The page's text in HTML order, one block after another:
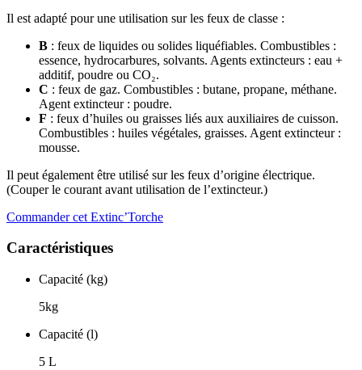
Il est adapté pour une utilisation sur les feux de classe :
B : feux de liquides ou solides liquéfiables. Combustibles :
essence, hydrocarbures, solvants. Agents extincteurs : eau +
additif, poudre ou CO₂.
C : feux de gaz. Combustibles : butane, propane, méthane.
Agent extincteur : poudre.
F : feux d’huiles ou graisses liés aux auxiliaires de cuisson.
Combustibles : huiles végétales, graisses. Agent extincteur :
mousse.
Il peut également être utilisé sur les feux d’origine électrique.
(Couper le courant avant utilisation de l’extincteur.)
Commander cet Extinc’Torche
Caractéristiques
Capacité (kg)
5kg
Capacité (l)
5 L